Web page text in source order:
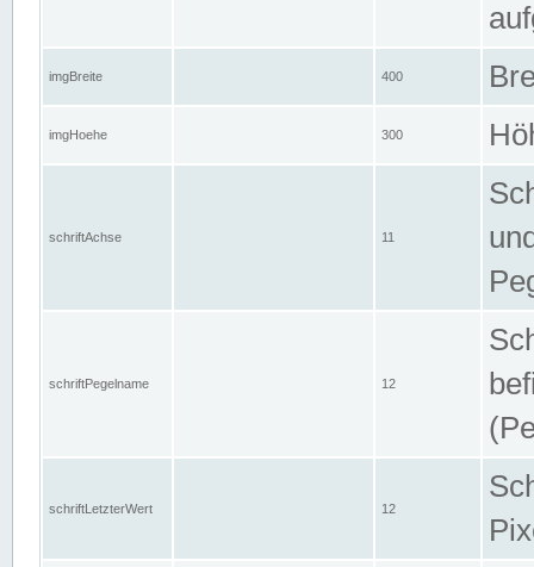
imgBreite 400
imgHoehe 300
schriftAchse 11
schriftPegelname 12
schriftLetzterWert 12